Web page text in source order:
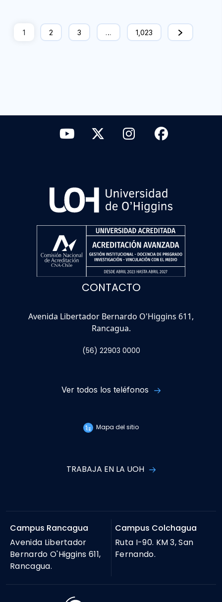
1 2 3 … 1,023
CONTACTO
Avenida Libertador Bernardo O'Higgins 611,
Rancagua.
(56) 22903 0000
Ver todos los teléfonos
Mapa del sitio
TRABAJA EN LA UOH
Campus Rancagua
Avenida Libertador
Bernardo O'Higgins 611,
Rancagua.
Campus Colchagua
Ruta I-90. KM 3, San
Fernando.